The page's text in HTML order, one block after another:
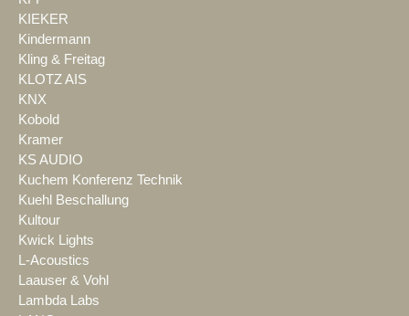
KIEKER
Kindermann
Kling & Freitag
KLOTZ AIS
KNX
Kobold
Kramer
KS AUDIO
Kuchem Konferenz Technik
Kuehl Beschallung
Kultour
Kwick Lights
L-Acoustics
Laauser & Vohl
Lambda Labs